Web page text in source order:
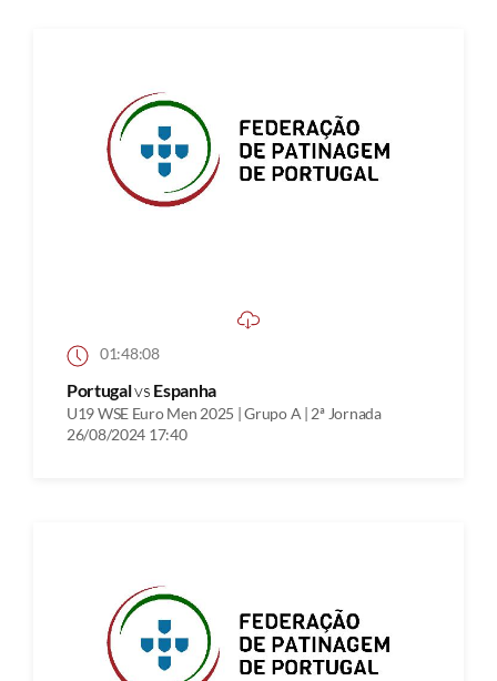
01:48:08
Portugalvs Espanha
U19 WSE Euro Men 2025 | Grupo A | 2ª Jornada
26/08/2024 17:40